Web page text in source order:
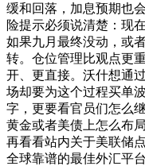
缓和回落，加息预期也
险提示必须说清楚：现
如果九月最终没动，或
转。仓位管理比观点更
开、更直接。沃什想通
场却要为这个过程买单
字，更要看官员们怎么
黄金或者美债上怎么布
再看看站内关于美联储
全球靠谱的最佳外汇平